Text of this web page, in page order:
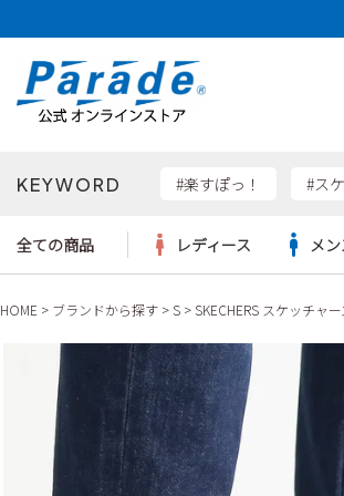
KEYWORD #楽すぽっ！ #ス
検索
全ての商品 レディース
サンダル
レインシューズ
パンプス
スニーカー
カジ
ワー
ブーツ
ウェア
メ
サンダル
レインシューズ
スニーカー
ビジネス・ドレスシューズ
サンダル
レインシューズ
スニーカー
スクール
new
レディース新入荷
メンズ新入荷
キッズ新入荷
レディースSALE
メンズSALE
キッズSALE
リュック
ボディバッグ
ハンドバッグ
ビジネスバッグ
トー
ショ
財布
ケア用品
雑貨
HOME ブランドから探す S SKECHERS スケッチャ